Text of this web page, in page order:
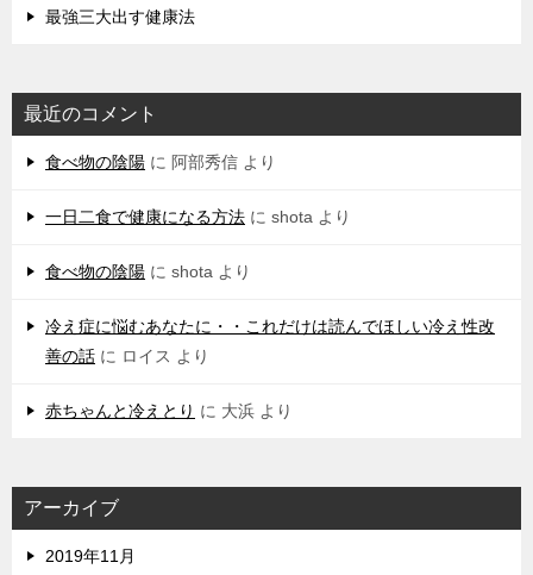
最強三大出す健康法
最近のコメント
食べ物の陰陽 に 阿部秀信 より
一日二食で健康になる方法 に shota より
食べ物の陰陽 に shota より
冷え症に悩むあなたに・・これだけは読んでほしい冷え性改
善の話 に ロイス より
赤ちゃんと冷えとり に 大浜 より
アーカイブ
2019年11月